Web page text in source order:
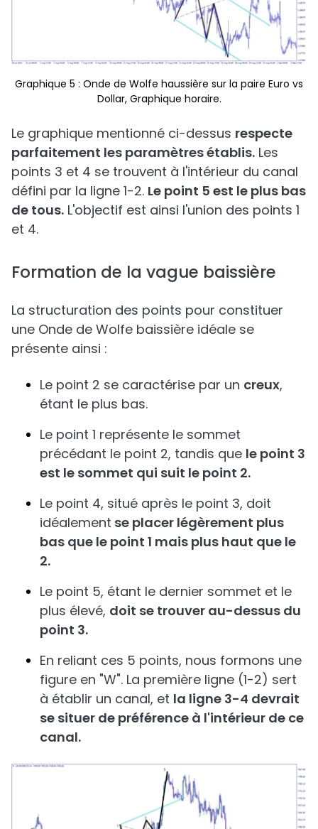
Graphique 5 : Onde de Wolfe haussière sur la paire Euro vs
Dollar, Graphique horaire.
Le graphique mentionné ci-dessus respecte
parfaitement les paramètres établis. Les
points 3 et 4 se trouvent à l'intérieur du canal
défini par la ligne 1-2. Le point 5 est le plus bas
de tous. L'objectif est ainsi l'union des points 1
et 4.
Formation de la vague baissière
La structuration des points pour constituer
une Onde de Wolfe baissière idéale se
présente ainsi :
Le point 2 se caractérise par un creux,
étant le plus bas.
Le point 1 représente le sommet
précédant le point 2, tandis que le point 3
est le sommet qui suit le point 2.
Le point 4, situé après le point 3, doit
idéalement se placer légèrement plus
bas que le point 1 mais plus haut que le
2.
Le point 5, étant le dernier sommet et le
plus élevé, doit se trouver au-dessus du
point 3.
En reliant ces 5 points, nous formons une
figure en "W". La première ligne (1-2) sert
à établir un canal, et la ligne 3-4 devrait
se situer de préférence à l'intérieur de ce
canal.